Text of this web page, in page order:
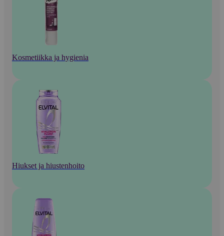
Kosmetiikka ja hygienia
Hiukset ja hiustenhoito